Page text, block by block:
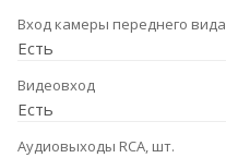
Вход камеры переднего вида
Есть
Видеовход
Есть
Аудиовыходы RCA, шт.